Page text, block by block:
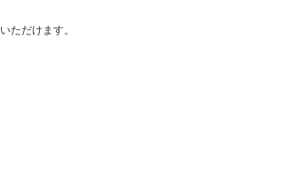
ただけます。